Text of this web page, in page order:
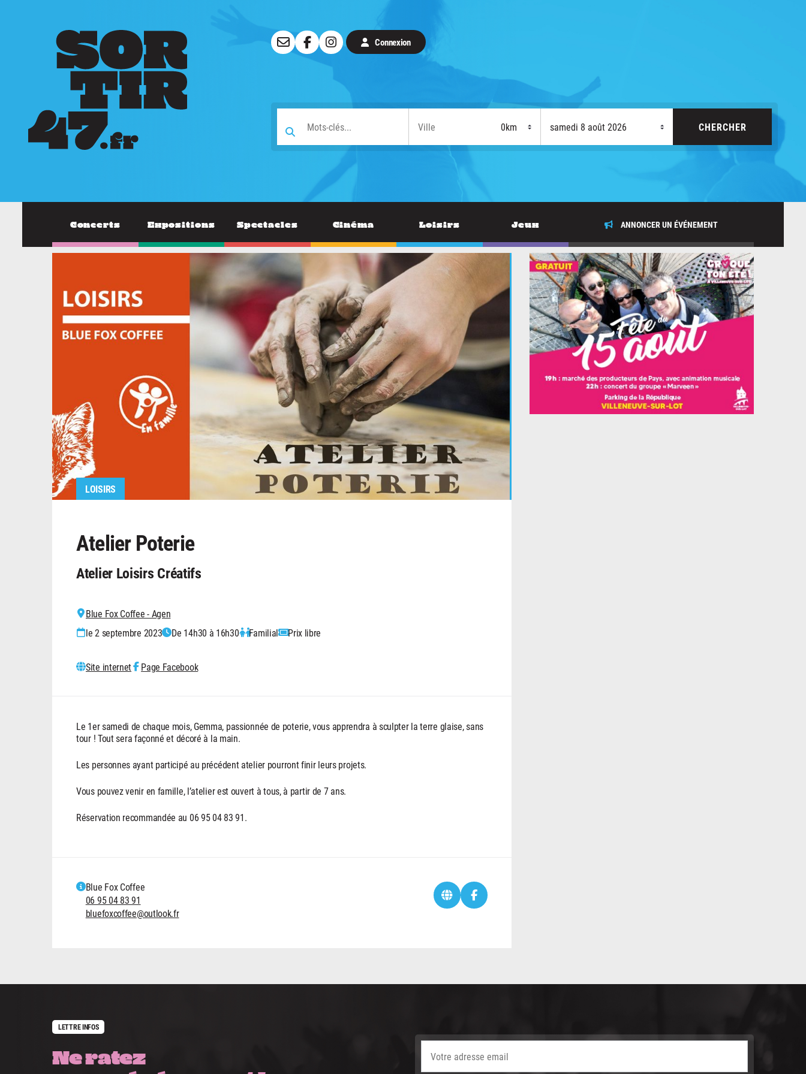
Connexion
Concerts Expositions Spectacles Cinéma Loisirs Jeux ANNONCER UN ÉVÉNEMENT
LOISIRS
Atelier Poterie
Atelier Loisirs Créatifs
Blue Fox Coffee - Agen
le 2 septembre 2023
De 14h30 à 16h30 Familial Prix libre
Site internet Page Facebook
Le 1er samedi de chaque mois, Gemma, passionnée de poterie, vous apprendra à sculpter la terre glaise, sans
tour ! Tout sera façonné et décoré à la main.
Les personnes ayant participé au précédent atelier pourront finir leurs projets.
Vous pouvez venir en famille, l’atelier est ouvert à tous, à partir de 7 ans.
Réservation recommandée au 06 95 04 83 91.
Blue Fox Coffee
06 95 04 83 91
bluefoxcoffee@outlook.fr
LETTRE INFOS
Ne ratez